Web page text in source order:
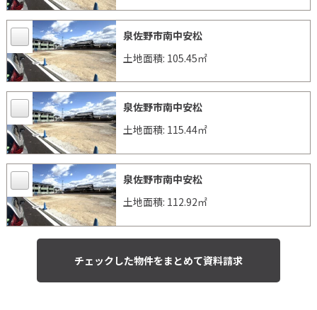
泉佐野市南中安松
土地面積: 105.45㎡
泉佐野市南中安松
土地面積: 115.44㎡
泉佐野市南中安松
土地面積: 112.92㎡